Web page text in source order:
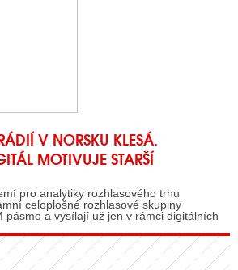
V NORSKU KLESÁ.
MOTIVUJE STARŠÍ
pro analytiky rozhlasového trhu
celoplošné rozhlasové skupiny
pásmo a vysílají už jen v rámci digitálních